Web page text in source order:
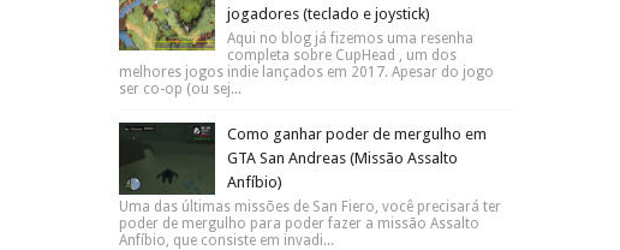
jogadores (teclado e joystick)
Aqui no blog já fizemos uma resenha
completa sobre CupHead , um dos
melhores jogos indie lançados em 2017. Apesar do jogo
ser co-op (ou sej...
Como ganhar poder de mergulho em
GTA San Andreas (Missão Assalto
Anfíbio)
Uma das últimas missões de San Fiero, você precisará ter
poder de mergulho para poder fazer a missão Assalto
Anfíbio, que consiste em invadi...